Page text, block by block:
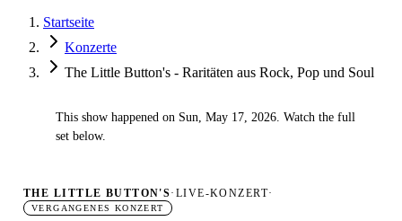
Startseite
Konzerte
The Little Button's - Raritäten aus Rock, Pop und Soul
This show happened on Sun, May 17, 2026. Watch the full
set below.
THE LITTLE BUTTON'S· LIVE-KONZERT·
VERGANGENES KONZERT